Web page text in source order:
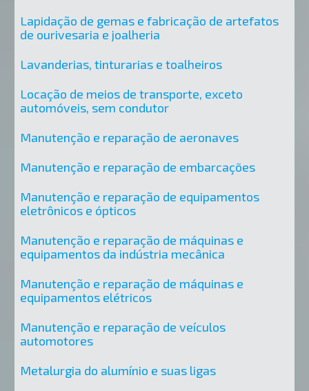
Lapidação de gemas e fabricação de artefatos
de ourivesaria e joalheria
Lavanderias, tinturarias e toalheiros
Locação de meios de transporte, exceto
automóveis, sem condutor
Manutenção e reparação de aeronaves
Manutenção e reparação de embarcações
Manutenção e reparação de equipamentos
eletrônicos e ópticos
Manutenção e reparação de máquinas e
equipamentos da indústria mecânica
Manutenção e reparação de máquinas e
equipamentos elétricos
Manutenção e reparação de veículos
automotores
Metalurgia do alumínio e suas ligas